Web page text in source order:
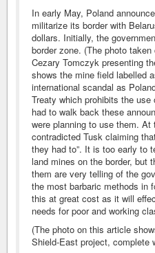
In early May, Poland
militarize its border with
dollars. Initially, the
border zone. (The photo
Cezary Tomczyk presenting
shows the mine field labelled
international scandal as
Treaty which prohibits the
had to walk back these
were planning to use them.
contradicted Tusk claiming
they had to”. It is too early to
land mines on the border, but
them are very telling of the
the most barbaric methods in
this at great cost as it will
needs for poor and working
(The photo on this article
Shield-East project, complete